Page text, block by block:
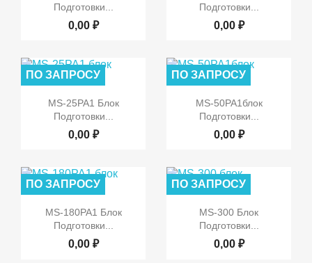
Подготовки...
0,00 ₽
Подготовки...
0,00 ₽
Быстрый просмотр
MS-25PA1 Блок
Подготовки...
0,00 ₽
ПО ЗАПРОСУ
Быстрый просмотр
MS-50PA1блок
Подготовки...
0,00 ₽
ПО ЗАПРОСУ
Быстрый просмотр
MS-180PA1 Блок
Подготовки...
0,00 ₽
ПО ЗАПРОСУ
Быстрый просмотр
MS-300 Блок
Подготовки...
0,00 ₽
ПО ЗАПРОСУ